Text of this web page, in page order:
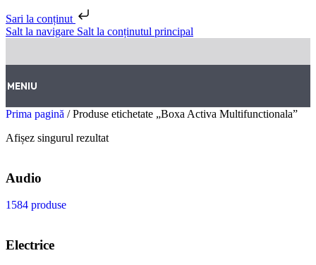
Sari la conținut
Salt la navigare Salt la conținutul principal
MENIU
Prima pagină / Produse etichetate „Boxa Activa Multifunctionala”
Afișez singurul rezultat
Audio
1584 produse
Electrice